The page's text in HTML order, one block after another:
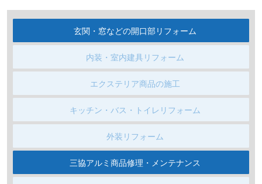
玄関・窓などの開口部リフォーム
内装・室内建具リフォーム
エクステリア商品の施工
キッチン・バス・トイレリフォーム
外装リフォーム
三協アルミ商品修理・メンテナンス